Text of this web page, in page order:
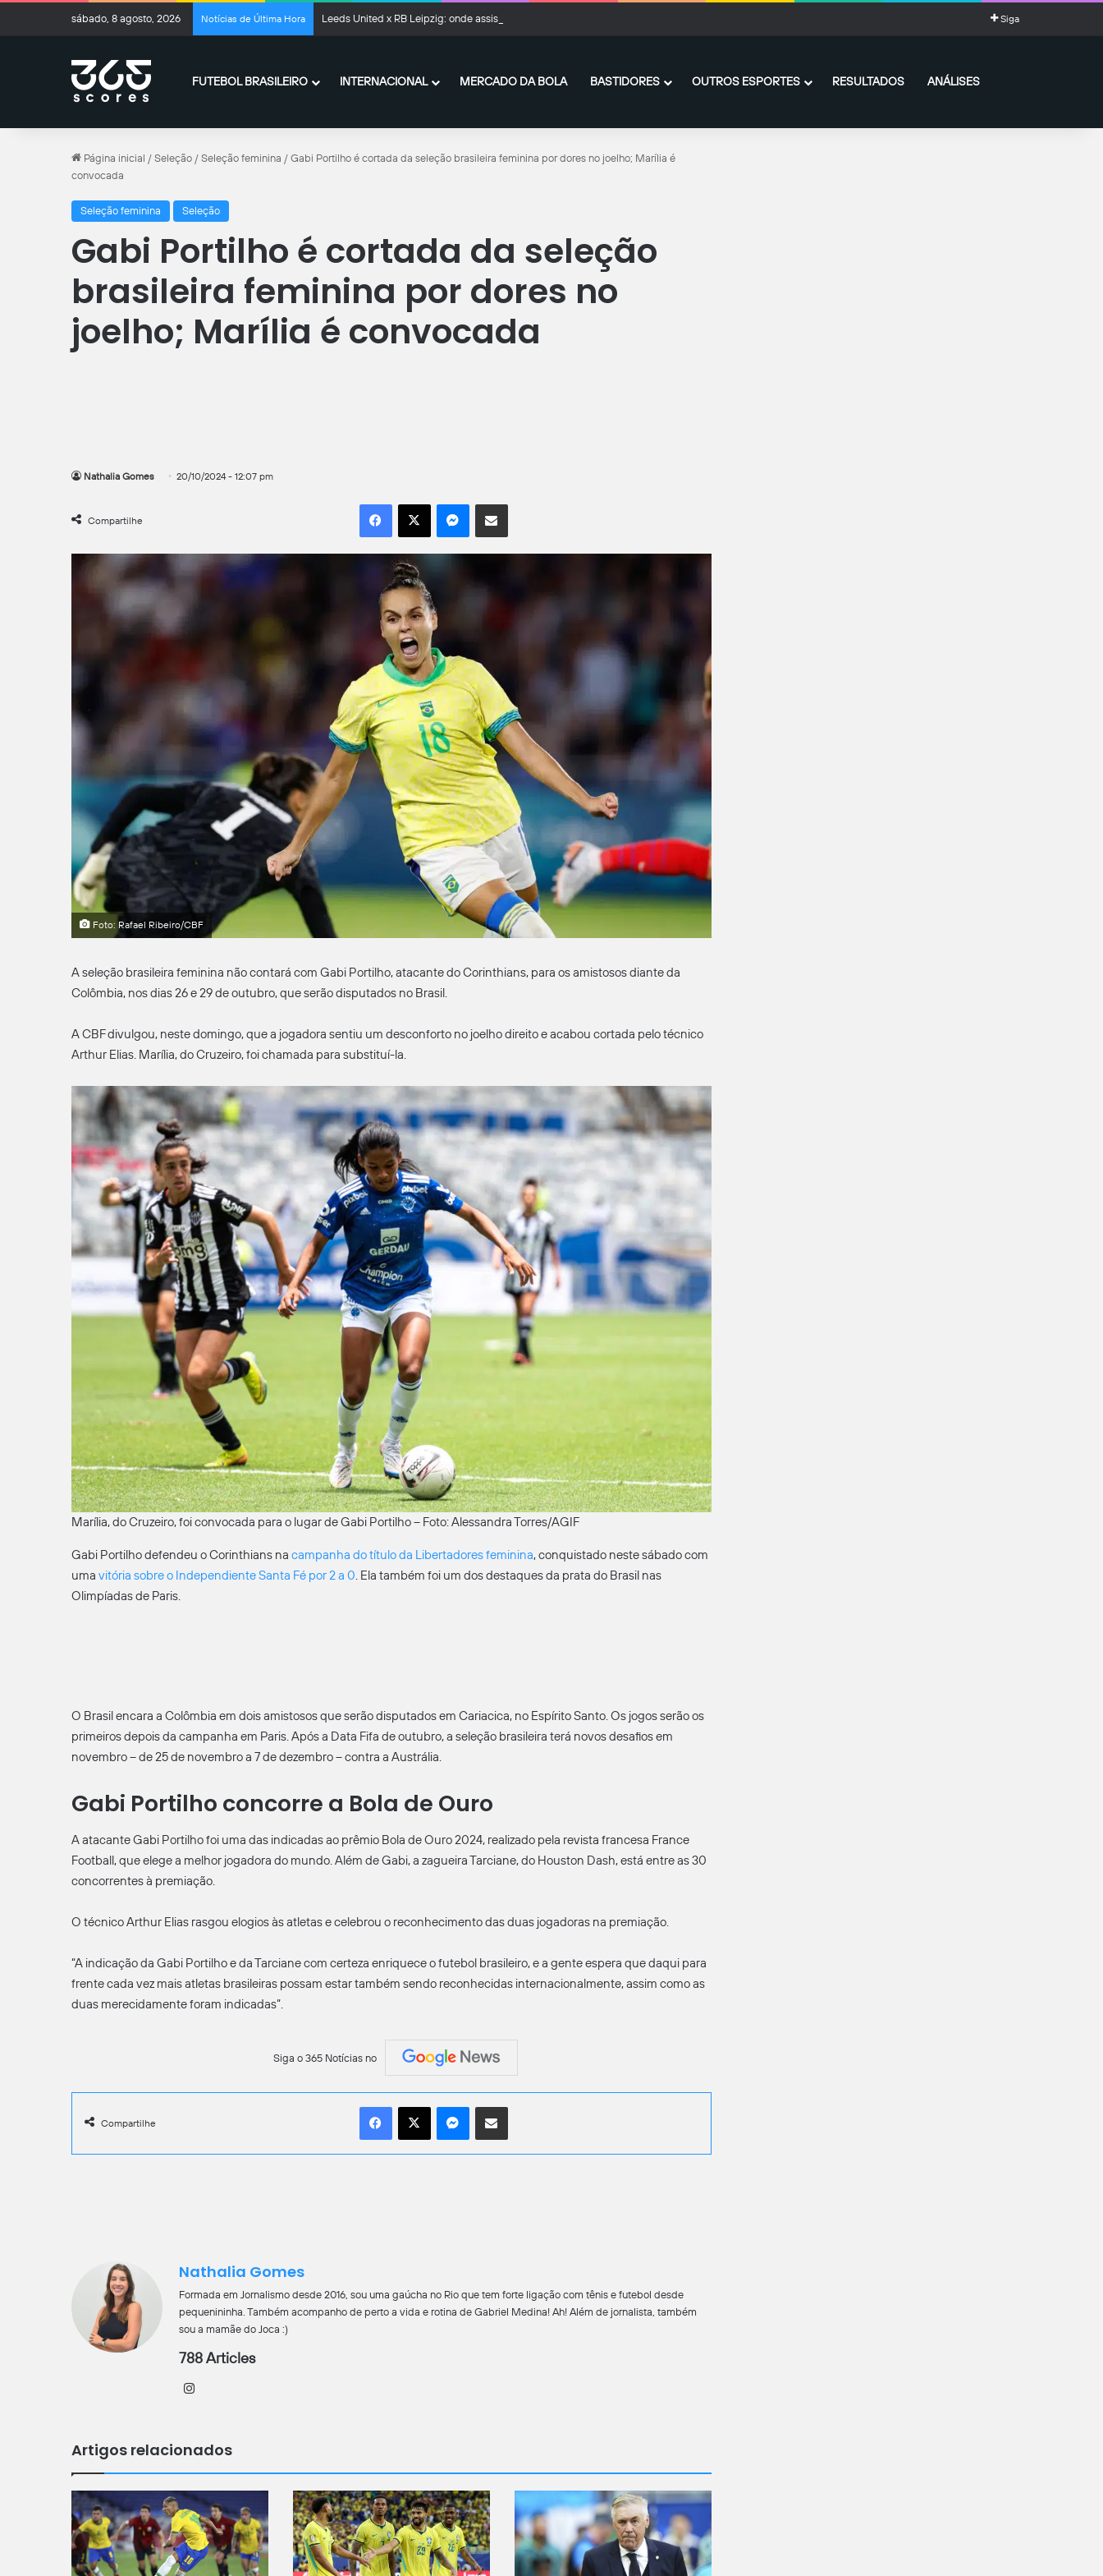
sábado, 8 agosto, 2026 Notícias de Última Hora Leeds United x RB Leipzig: onde assistir ao vivo, horário e prováveis escalações Siga
FUTEBOL BRASILEIRO INTERNACIONAL MERCADO DA BOLA BASTIDORES OUTROS ESPORTES RESULTADOS ANÁLISES
Página inicial / Seleção / Seleção feminina / Gabi Portilho é cortada da seleção brasileira feminina por dores no joelho; Marília é
convocada
Seleção feminina Seleção
Gabi Portilho é cortada da seleção
brasileira feminina por dores no
joelho; Marília é convocada
Nathalia Gomes 20/10/2024 - 12:07 pm
Compartilhe
Facebook
X MessengerCompartilhar por e-mail
Foto: Rafael Ribeiro/CBF
A seleção brasileira feminina não contará com Gabi Portilho, atacante do Corinthians, para os amistosos diante da
Colômbia, nos dias 26 e 29 de outubro, que serão disputados no Brasil.
A CBF divulgou, neste domingo, que a jogadora sentiu um desconforto no joelho direito e acabou cortada pelo técnico
Arthur Elias. Marília, do Cruzeiro, foi chamada para substituí-la.
Marília, do Cruzeiro, foi convocada para o lugar de Gabi Portilho – Foto: Alessandra Torres/AGIF
Gabi Portilho defendeu o Corinthians na campanha do título da Libertadores feminina, conquistado neste sábado com
uma vitória sobre o Independiente Santa Fé por 2 a 0. Ela também foi um dos destaques da prata do Brasil nas
Olimpíadas de Paris.
O Brasil encara a Colômbia em dois amistosos que serão disputados em Cariacica, no Espírito Santo. Os jogos serão os
primeiros depois da campanha em Paris. Após a Data Fifa de outubro, a seleção brasileira terá novos desafios em
novembro – de 25 de novembro a 7 de dezembro – contra a Austrália.
Gabi Portilho concorre a Bola de Ouro
A atacante Gabi Portilho foi uma das indicadas ao prêmio Bola de Ouro 2024, realizado pela revista francesa France
Football, que elege a melhor jogadora do mundo. Além de Gabi, a zagueira Tarciane, do Houston Dash, está entre as 30
concorrentes à premiação.
O técnico Arthur Elias rasgou elogios às atletas e celebrou o reconhecimento das duas jogadoras na premiação.
“A indicação da Gabi Portilho e da Tarciane com certeza enriquece o futebol brasileiro, e a gente espera que daqui para
frente cada vez mais atletas brasileiras possam estar também sendo reconhecidas internacionalmente, assim como as
duas merecidamente foram indicadas”.
Siga o 365 Notícias no
Compartilhe
Facebook
X MessengerCompartilhar por e-mail
Nathalia Gomes
Formada em Jornalismo desde 2016, sou uma gaúcha no Rio que tem forte ligação com tênis e futebol desde
pequenininha. Também acompanho de perto a vida e rotina de Gabriel Medina! Ah! Além de jornalista, também
sou a mamãe do Joca :)
788 Articles
Artigos relacionados